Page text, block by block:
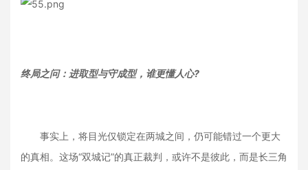
终局之问：进取型与守成型，谁更懂人心?
事实上，将目光仅锁定在两城之间，仍可能错过一个更大
的真相。这场“双城记”的真正裁判，或许不是彼此，而是长三角